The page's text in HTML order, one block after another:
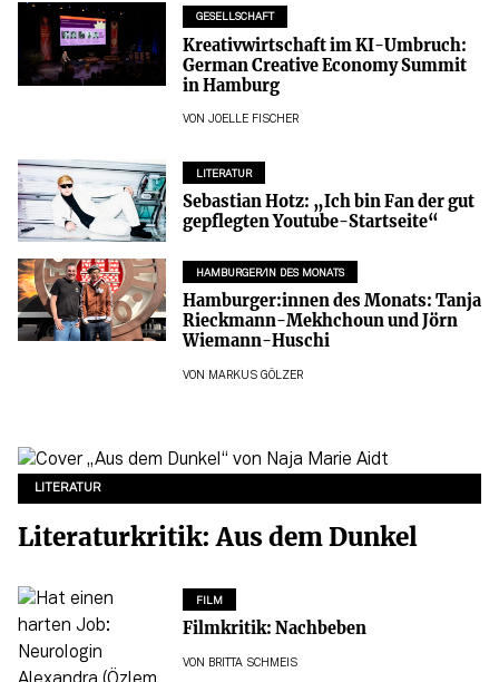
GESELLSCHAFT
Kreativwirtschaft im KI-Umbruch:
German Creative Economy Summit
in Hamburg
VON JOELLE FISCHER
LITERATUR
Sebastian Hotz: „Ich bin Fan der gut
gepflegten Youtube-Startseite“
HAMBURGER/IN DES MONATS
Hamburger:innen des Monats: Tanja
Rieckmann-Mekhchoun und Jörn
Wiemann-Huschi
VON MARKUS GÖLZER
LITERATUR
Literaturkritik: Aus dem Dunkel
FILM
Filmkritik: Nachbeben
VON BRITTA SCHMEIS